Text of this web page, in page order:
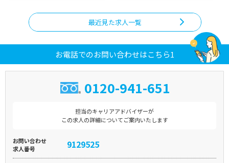
最近見た求人一覧
お電話でのお問い合わせはこちら1
0120-941-651
担当のキャリアアドバイザーが
この求人の詳細についてご案内いたします
お問い合わせ
求人番号
9129525